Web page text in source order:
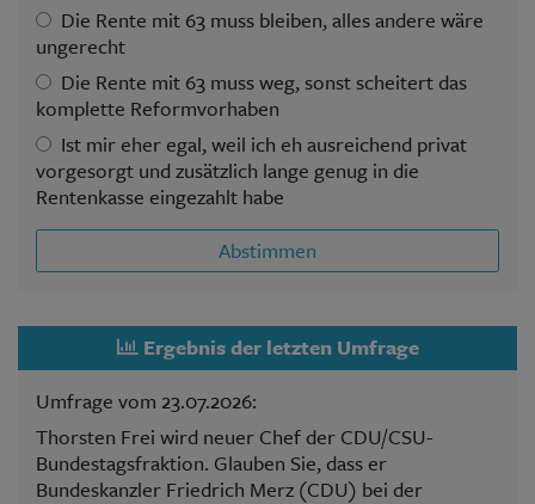
Die Rente mit 63 muss bleiben, alles andere wäre
ungerecht
Die Rente mit 63 muss weg, sonst scheitert das
komplette Reformvorhaben
Ist mir eher egal, weil ich eh ausreichend privat
vorgesorgt und zusätzlich lange genug in die
Rentenkasse eingezahlt habe
Abstimmen
Ergebnis der letzten Umfrage
Umfrage vom 23.07.2026:
Thorsten Frei wird neuer Chef der CDU/CSU-
Bundestagsfraktion. Glauben Sie, dass er
Bundeskanzler Friedrich Merz (CDU) bei der